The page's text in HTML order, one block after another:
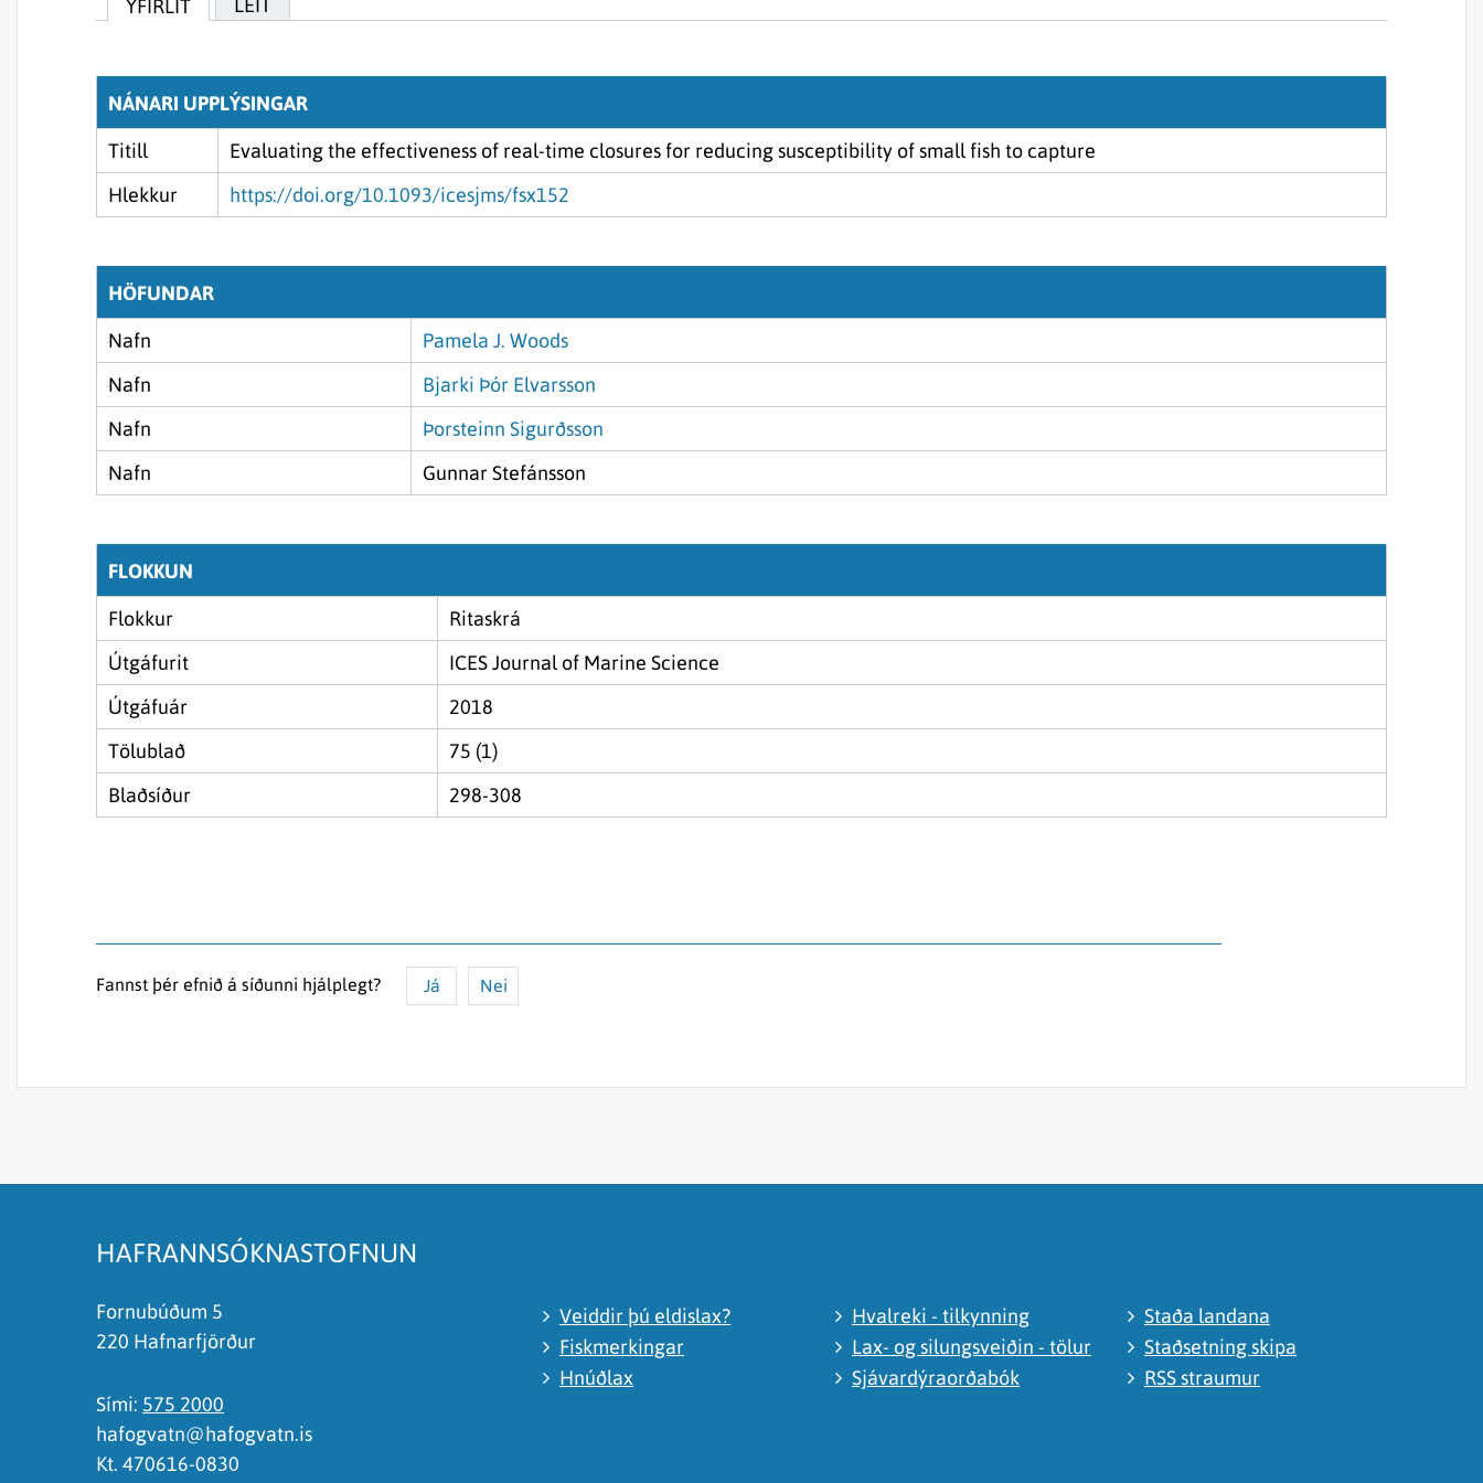
YFIRLIT LEIT
NÁNARI UPPLÝSINGAR
Titill
Evaluating the effectiveness of real-time closures for reducing susceptibility of small fish to capture
Hlekkur
https://doi.org/10.1093/icesjms/fsx152
HÖFUNDAR
Nafn
Pamela J. Woods
Nafn
Bjarki Þór Elvarsson
Nafn
Þorsteinn Sigurðsson
Nafn
Gunnar Stefánsson
FLOKKUN
Flokkur
Ritaskrá
Útgáfurit
ICES Journal of Marine Science
Útgáfuár
2018
Tölublað
75 (1)
Blaðsíður
298-308
Fannst þér efnið á síðunni hjálplegt? Já Nei
HAFRANNSÓKNASTOFNUN
Fornubúðum 5
220 Hafnarfjörður
Sími: 575 2000
hafogvatn@hafogvatn.is
Kt. 470616-0830
Veiddir þú eldislax?
Fiskmerkingar
Hnúðlax
Hvalreki - tilkynning
Lax- og silungsveiðin - tölur
Sjávardýraorðabók
Staða landana
Staðsetning skipa
RSS straumur